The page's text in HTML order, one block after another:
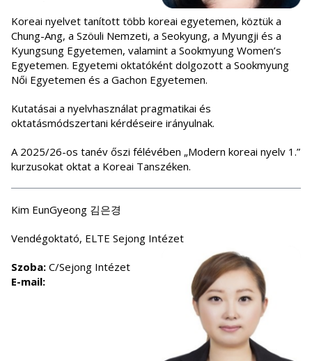
Koreai nyelvet tanított több koreai egyetemen, köztük a
Chung-Ang, a Szöuli Nemzeti, a Seokyung, a Myungji és a
Kyungsung Egyetemen, valamint a Sookmyung Women’s
Egyetemen. Egyetemi oktatóként dolgozott a Sookmyung
Női Egyetemen és a Gachon Egyetemen.
Kutatásai a nyelvhasználat pragmatikai és
oktatásmódszertani kérdéseire irányulnak.
A 2025/26-os tanév őszi félévében „Modern koreai nyelv 1.”
kurzusokat oktat a Koreai Tanszéken.
Kim EunGyeong 김은경
Vendégoktató, ELTE Sejong Intézet
Szoba: C/Sejong Intézet
E-mail: